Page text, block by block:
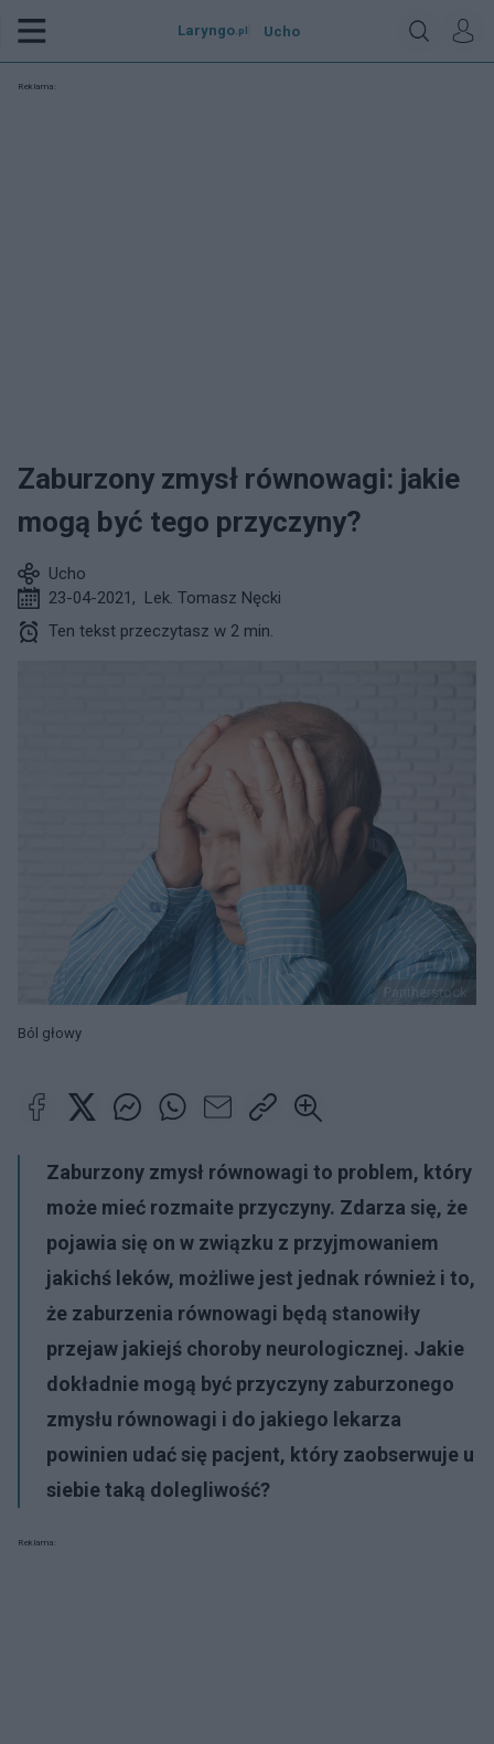
Laryngo.pl Ucho
Reklama:
Zaburzony zmysł równowagi: jakie
mogą być tego przyczyny?
Ucho
23-04-2021 , Lek. Tomasz Nęcki
Ten tekst przeczytasz w 2 min.
Pantherstock
Ból głowy
Zaburzony zmysł równowagi to problem, który
może mieć rozmaite przyczyny. Zdarza się, że
pojawia się on w związku z przyjmowaniem
jakichś leków, możliwe jest jednak również i to,
że zaburzenia równowagi będą stanowiły
przejaw jakiejś choroby neurologicznej. Jakie
dokładnie mogą być przyczyny zaburzonego
zmysłu równowagi i do jakiego lekarza
powinien udać się pacjent, który zaobserwuje u
siebie taką dolegliwość?
Reklama: